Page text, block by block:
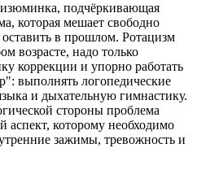
изюминка, подчёркивающая
которая мешает свободно
в прошлом. Ротацизм
возрасте, надо только
коррекции и упорно работать
выполнять логопедические
и дыхательную гимнастику.
стороны проблема
аспект, которому необходимо
зажимы, тревожность и